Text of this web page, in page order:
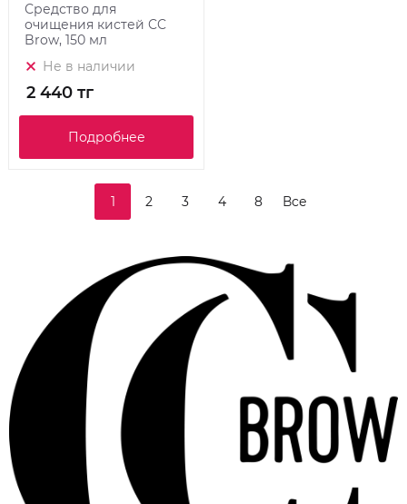
Средство для
очищения кистей CC
Brow, 150 мл
Не в наличии
2 440 тг
Подробнее
1 2 3 4 8 Все